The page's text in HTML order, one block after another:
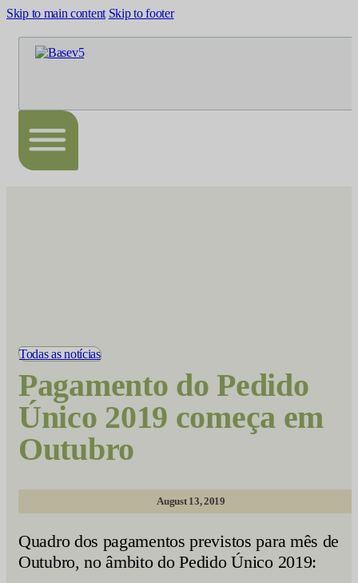
Skip to main content Skip to footer
Todas as notícias
Pagamento do Pedido
Único 2019 começa em
Outubro
August 13, 2019
Quadro dos pagamentos previstos para mês de
Outubro, no âmbito do Pedido Único 2019: